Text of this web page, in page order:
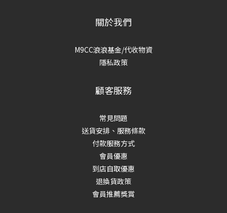
關於我們
M9CC浪浪基金/代收物資
隱私政策
顧客服務
常見問題
送貨安排、服務條款
付款服務方式
會員優惠
到店自取優惠
退換貨政策
會員推薦獎賞